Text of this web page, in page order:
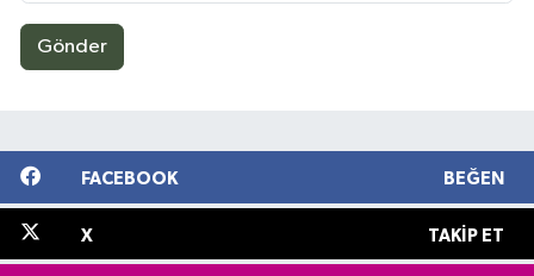
Gönder
FACEBOOK BEĞEN
X TAKIP ET